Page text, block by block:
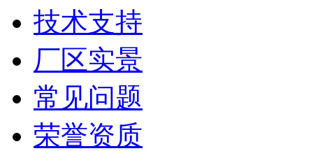
技术支持
厂区实景
常见问题
荣誉资质